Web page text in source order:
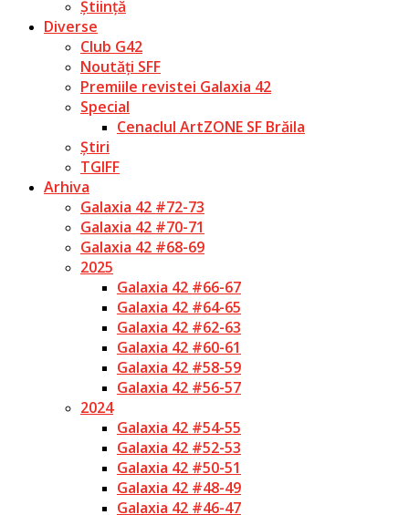
Știință
Diverse
Club G42
Noutăți SFF
Premiile revistei Galaxia 42
Special
Cenaclul ArtZONE SF Brăila
Știri
TGIFF
Arhiva
Galaxia 42 #72-73
Galaxia 42 #70-71
Galaxia 42 #68-69
2025
Galaxia 42 #66-67
Galaxia 42 #64-65
Galaxia 42 #62-63
Galaxia 42 #60-61
Galaxia 42 #58-59
Galaxia 42 #56-57
2024
Galaxia 42 #54-55
Galaxia 42 #52-53
Galaxia 42 #50-51
Galaxia 42 #48-49
Galaxia 42 #46-47